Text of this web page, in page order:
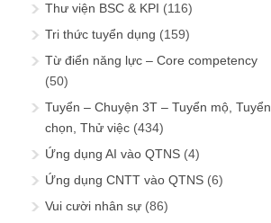
Thư viện BSC & KPI (116)
Tri thức tuyển dụng (159)
Từ điển năng lực – Core competency
(50)
Tuyển – Chuyện 3T – Tuyển mộ, Tuyển
chọn, Thử việc (434)
Ứng dụng AI vào QTNS (4)
Ứng dụng CNTT vào QTNS (6)
Vui cười nhân sự (86)